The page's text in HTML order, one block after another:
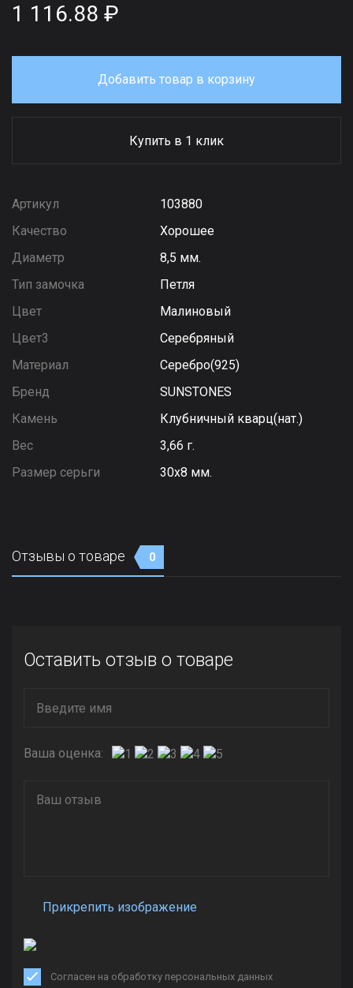
1 116.88 ₽
Добавить товар в корзину
Купить в 1 клик
Артикул
103880
Качество
Хорошее
Диаметр
8,5 мм.
Тип замочка
Петля
Цвет
Малиновый
Цвет3
Серебряный
Материал
Серебро(925)
Бренд
SUNSTONES
Камень
Клубничный кварц(нат.)
Вес
3,66 г.
Размер серьги
30х8 мм.
Отзывы о товаре 0
Оставить отзыв о товаре
Ваша оценка:
Прикрепить изображение
Согласен на обработку персональных данных